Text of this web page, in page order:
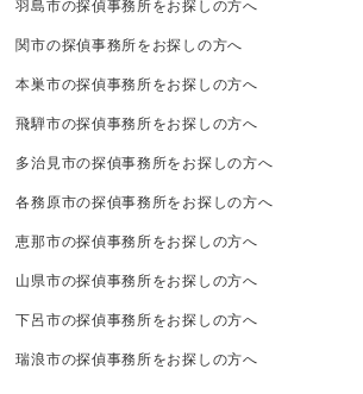
羽島市の探偵事務所をお探しの方へ
関市の探偵事務所をお探しの方へ
本巣市の探偵事務所をお探しの方へ
飛騨市の探偵事務所をお探しの方へ
多治見市の探偵事務所をお探しの方へ
各務原市の探偵事務所をお探しの方へ
恵那市の探偵事務所をお探しの方へ
山県市の探偵事務所をお探しの方へ
下呂市の探偵事務所をお探しの方へ
瑞浪市の探偵事務所をお探しの方へ